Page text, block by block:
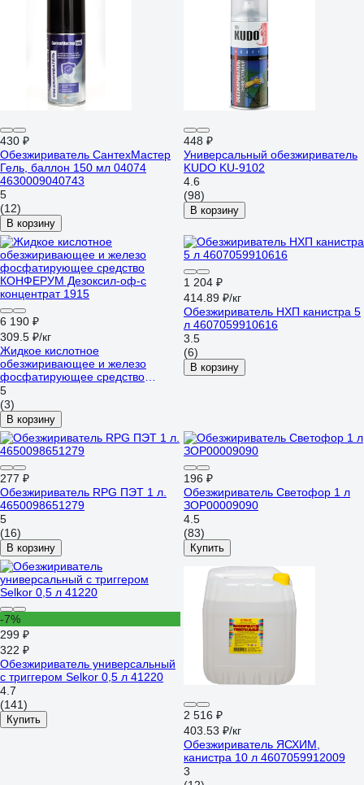
430 ₽
Обезжириватель СантехМастер
Гель, баллон 150 мл 04074
4630009040743
5
(12)
В корзину
448 ₽
Универсальный обезжириватель
KUDO KU-9102
4.6
(98)
В корзину
6 190 ₽
309.5 ₽/кг
Жидкое кислотное
обезжиривающее и железо
фосфатирующее средство
КОНФЕРУМ Дезоксил-оф-с
концентрат 1915
5
(3)
В корзину
1 204 ₽
414.89 ₽/кг
Обезжириватель НХП канистра 5
л 4607059910616
3.5
(6)
В корзину
277 ₽
Обезжириватель RPG ПЭТ 1 л.
4650098651279
5
(16)
В корзину
196 ₽
Обезжириватель Светофор 1 л
ЗОР00009090
4.5
(83)
Купить
-7%
299 ₽
322 ₽
Обезжириватель универсальный
с триггером Selkor 0,5 л 41220
4.7
(141)
Купить
2 516 ₽
403.53 ₽/кг
Обезжириватель ЯСХИМ,
канистра 10 л 4607059912009
3